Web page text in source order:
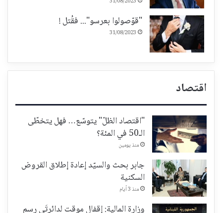
"قوّصولوا بعرسو"... فقُتل !
31/08/2023
اقتصاد
"اقتصاد الظلّ" يتوسّع… فهل يتخطّى
الـ50 في المئة؟
منذ يومين
جابر بحث والسيّد إعادة إطلاق القروض
السكنية
منذ 3 أيام
وزارة المالية: إقفال موقت لدائرتَي رسم